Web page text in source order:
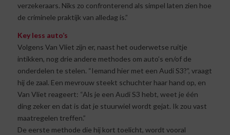
verzekeraars. Niks zo confronterend als simpel laten zien hoe
de criminele praktijk van alledag is.”
Key less auto’s
Volgens Van Vliet zijn er, naast het ouderwetse ruitje
intikken, nog drie andere methodes om auto’s en/of de
onderdelen te stelen. “Iemand hier met een Audi S3?”, vraagt
hij de zaal. Een mevrouw steekt schuchter haar hand op, en
Van Vliet reageert: “Als je een Audi S3 hebt, weet je één
ding zeker en dat is dat je stuurwiel wordt gejat. Ik zou vast
maatregelen treffen.”
De eerste methode die hij kort toelicht, wordt vooral